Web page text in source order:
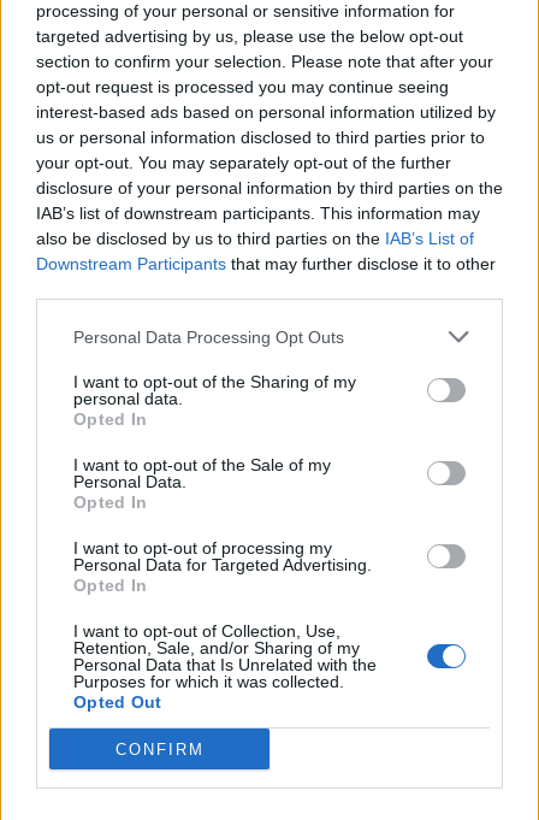
processing of your personal or sensitive information for
targeted advertising by us, please use the below opt-out
section to confirm your selection. Please note that after your
opt-out request is processed you may continue seeing
interest-based ads based on personal information utilized by
us or personal information disclosed to third parties prior to
your opt-out. You may separately opt-out of the further
disclosure of your personal information by third parties on the
IAB’s list of downstream participants. This information may
also be disclosed by us to third parties on the IAB’s List of
Downstream Participants that may further disclose it to other
Personal Data Processing Opt Outs
I want to opt-out of the Sharing of my
personal data.
Opted In
I want to opt-out of the Sale of my
Personal Data.
Opted In
I want to opt-out of processing my
Personal Data for Targeted Advertising.
Opted In
I want to opt-out of Collection, Use,
Retention, Sale, and/or Sharing of my
Personal Data that Is Unrelated with the
Purposes for which it was collected.
Opted Out
CONFIRM